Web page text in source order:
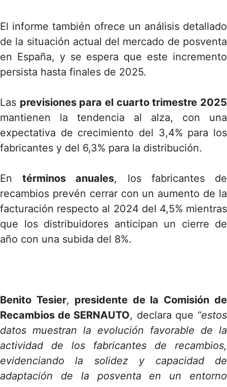
El informe también ofrece un análisis detallado
de la situación actual del mercado de posventa
en España, y se espera que este incremento
persista hasta finales de 2025.
Las previsiones para el cuarto trimestre 2025
mantienen la tendencia al alza, con una
expectativa de crecimiento del 3,4% para los
fabricantes y del 6,3% para la distribución.
Entérminos anuales, los fabricantes de
recambios prevén cerrar con un aumento de la
facturación respecto al 2024 del 4,5% mientras
que los distribuidores anticipan un cierre de
año con una subida del 8%.
Benito Tesier, presidente de la Comisión de
Recambios de SERNAUTO, declara que “estos
datos muestran la evolución favorable de la
actividad de los fabricantes de recambios,
evidenciando la solidez y capacidad de
adaptación de la posventa en un entorno